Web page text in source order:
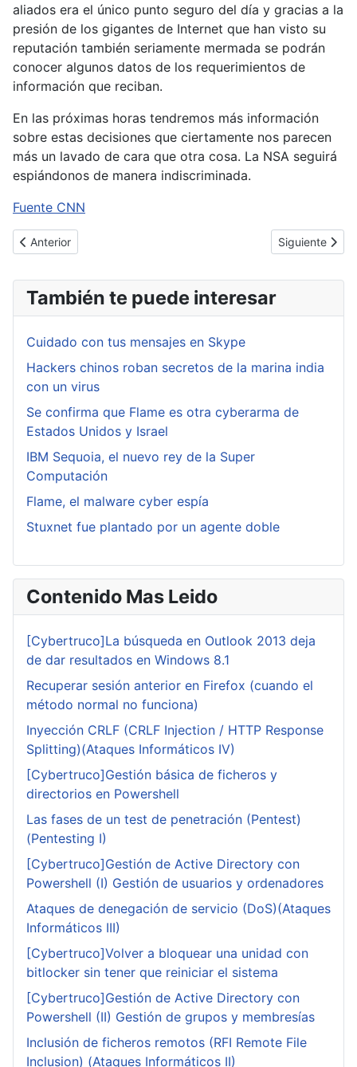
aliados era el único punto seguro del día y gracias a la
presión de los gigantes de Internet que han visto su
reputación también seriamente mermada se podrán
conocer algunos datos de los requerimientos de
información que reciban.
En las próximas horas tendremos más información
sobre estas decisiones que ciertamente nos parecen
más un lavado de cara que otra cosa. La NSA seguirá
espiándonos de manera indiscriminada.
Fuente CNN
Artículo anterior: X Ciclo de Conferencias UPM TASSI
Anterior Artículo
Siguiente
También te puede interesar
Cuidado con tus mensajes en Skype
Hackers chinos roban secretos de la marina india
con un virus
Se confirma que Flame es otra cyberarma de
Estados Unidos y Israel
IBM Sequoia, el nuevo rey de la Super
Computación
Flame, el malware cyber espía
Stuxnet fue plantado por un agente doble
Contenido Mas Leido
[Cybertruco]La búsqueda en Outlook 2013 deja
de dar resultados en Windows 8.1
Recuperar sesión anterior en Firefox (cuando el
método normal no funciona)
Inyección CRLF (CRLF Injection / HTTP Response
Splitting)(Ataques Informáticos IV)
[Cybertruco]Gestión básica de ficheros y
directorios en Powershell
Las fases de un test de penetración (Pentest)
(Pentesting I)
[Cybertruco]Gestión de Active Directory con
Powershell (I) Gestión de usuarios y ordenadores
Ataques de denegación de servicio (DoS)(Ataques
Informáticos III)
[Cybertruco]Volver a bloquear una unidad con
bitlocker sin tener que reiniciar el sistema
[Cybertruco]Gestión de Active Directory con
Powershell (II) Gestión de grupos y membresías
Inclusión de ficheros remotos (RFI Remote File
Inclusion) (Ataques Informáticos II)